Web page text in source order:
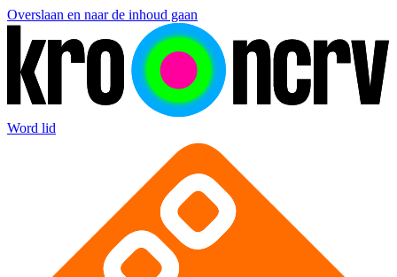
Overslaan en naar de inhoud gaan
Word lid